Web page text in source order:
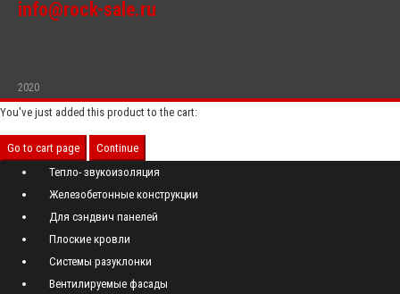
info@rock-sale.ru
2020
You've just added this product to the cart:
Go to cart page
Continue
Тепло- звукоизоляция
Железобетонные конструкции
Для сэндвич панелей
Плоские кровли
Системы разуклонки
Вентилируемые фасады